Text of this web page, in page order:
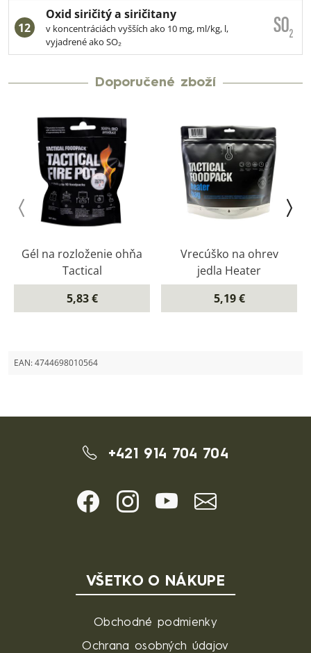
12
Oxid siričitý a siričitany
v koncentráciách vyšších ako 10 mg, ml/kg, l,
vyjadrené ako SO₂
Doporučené zboží
Gél na rozloženie ohňa
Tactical
5,83 €
Vrecúško na ohrev
jedla Heater
5,19 €
EAN:4744698010564
+421 914 704 704
VŠETKO O NÁKUPE
Obchodné podmienky
Ochrana osobných údajov